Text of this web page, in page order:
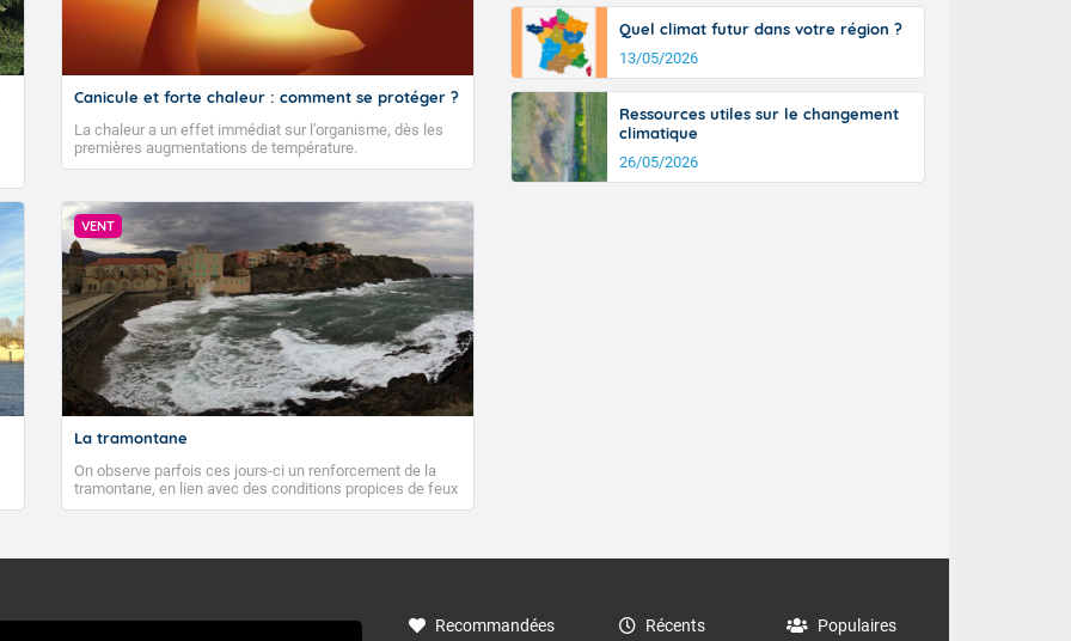
Canicule et forte chaleur : comment se protéger ?
La chaleur a un effet immédiat sur l’organisme, dès les
premières augmentations de température.
VENT
La tramontane
On observe parfois ces jours-ci un renforcement de la
tramontane, en lien avec des conditions propices de feux
de forêt. Mais qu'est-ce que la tramontane ? Quelles sont
à nord-ouest, dans un secteur qui part du Roussillon à la
monts, en allusion aux régions montagneuses d’où
Quel climat futur dans votre région ?
13/05/2026
Ressources utiles sur le changement
climatique
26/05/2026
Recommandées Récents Populaires